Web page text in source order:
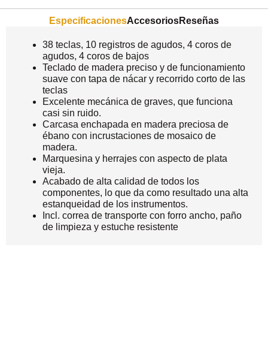
EspecificacionesAccesoriosReseñas
38 teclas, 10 registros de agudos, 4 coros de
agudos, 4 coros de bajos
Teclado de madera preciso y de funcionamiento
suave con tapa de nácar y recorrido corto de las
teclas
Excelente mecánica de graves, que funciona
casi sin ruido.
Carcasa enchapada en madera preciosa de
ébano con incrustaciones de mosaico de
madera.
Marquesina y herrajes con aspecto de plata
vieja.
Acabado de alta calidad de todos los
componentes, lo que da como resultado una alta
estanqueidad de los instrumentos.
Incl. correa de transporte con forro ancho, paño
de limpieza y estuche resistente